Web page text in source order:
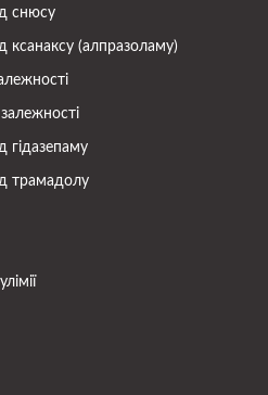
снюсу
ксанаксу (алпразоламу)
гідазепаму
трамадолу